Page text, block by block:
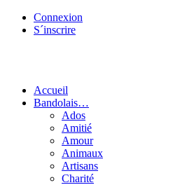
Connexion
S´inscrire
Accueil
Bandolais…
Ados
Amitié
Amour
Animaux
Artisans
Charité